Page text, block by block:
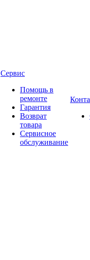
Сервис
Помощь в
ремонте
Гарантия
Возврат
товара
Сервисное
обслуживание